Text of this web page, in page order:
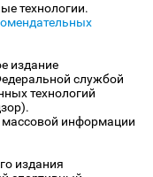
технологии.
издание
службой
технологий
массовой информации
издания